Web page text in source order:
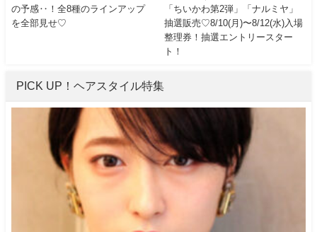
の予感‥！全8種のラインアップ
を全部見せ♡
「ちいかわ第2弾」「ナルミヤ」
抽選販売♡8/10(月)〜8/12(水)入場
整理券！抽選エントリースター
ト！
PICK UP！ヘアスタイル特集